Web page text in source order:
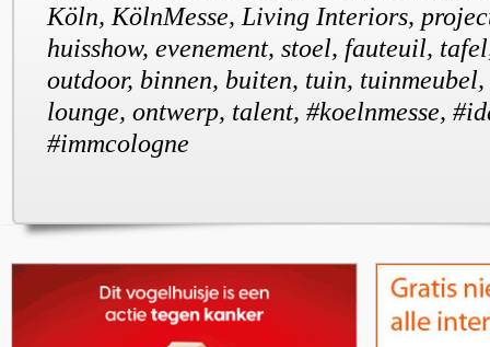
Köln, KölnMesse, Living Interiors,
huisshow, evenement, stoel, fauteuil,
outdoor, binnen, buiten, tuin, tuinmeubel,
lounge, ontwerp, talent, #koelnmesse,
#immcologne